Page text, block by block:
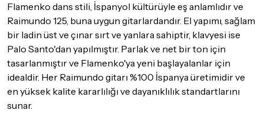
İade Koşulları
Sitemiz üzerinden satın almış olduğunuz ürünleri, teslimat
tarihinden itibaren14 Güniçerisinde iade edebilir ya da
değiştirebilirsiniz.
İadesi ve değişimi mümkün olmayan ürünler içintıklayınız.
İade ve değişimi talep edilecek ürünün ticari vasfını yitirmemiş
olması, ambalajının korunmuş, aksesuar ve tüm ürün içeriğinin
eksiksiz olması gerekmektedir. Satın almış olduğunuz ürünü
Flamenko dans stili, İspanyol kültürüyle eş anlamlıdır ve
Raimundo 125, buna uygun gitarlardandır. El yapımı, sağlam
bir ladin üst ve çınar sırt ve yanlara sahiptir, klavyesi ise
Palo Santo'dan yapılmıştır. Parlak ve net bir ton için
tasarlanmıştır ve Flamenko'ya yeni başlayalanlar için
idealdir. Her Raimundo gitarı %100 İspanya üretimidir ve
en yüksek kalite kararlılığı ve dayanıklılık standartlarını
sunar.